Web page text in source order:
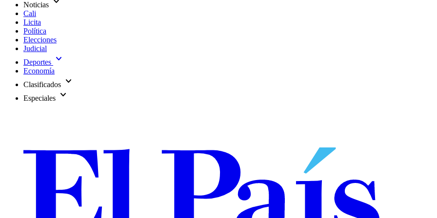
Noticias
Cali
Licita
Política
Elecciones
Judicial
Deportes expand_more
Economía
Clasificados expand_more
Especiales expand_more